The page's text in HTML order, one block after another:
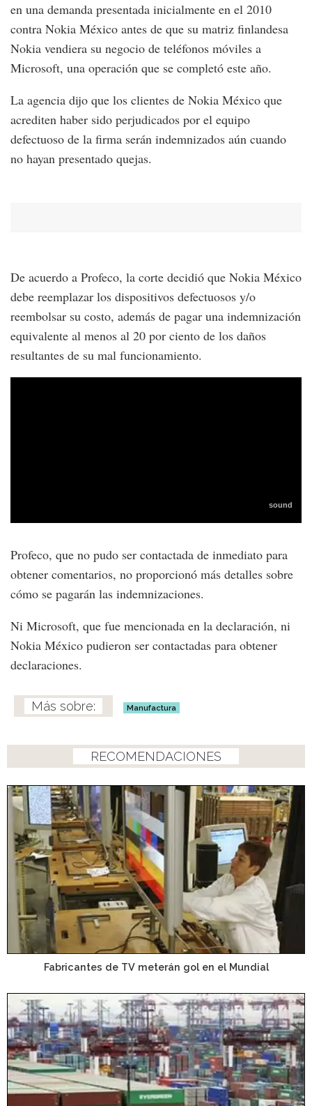
en una demanda presentada inicialmente en el 2010
contra Nokia México antes de que su matriz finlandesa
Nokia vendiera su negocio de teléfonos móviles a
Microsoft, una operación que se completó este año.
La agencia dijo que los clientes de Nokia México que
acrediten haber sido perjudicados por el equipo
defectuoso de la firma serán indemnizados aún cuando
no hayan presentado quejas.
De acuerdo a Profeco, la corte decidió que Nokia México
debe reemplazar los dispositivos defectuosos y/o
reembolsar su costo, además de pagar una indemnización
equivalente al menos al 20 por ciento de los daños
resultantes de su mal funcionamiento.
Profeco, que no pudo ser contactada de inmediato para
obtener comentarios, no proporcionó más detalles sobre
cómo se pagarán las indemnizaciones.
Ni Microsoft, que fue mencionada en la declaración, ni
Nokia México pudieron ser contactadas para obtener
declaraciones.
Manufactura
RECOMENDACIONES
Fabricantes de TV meterán gol en el Mundial